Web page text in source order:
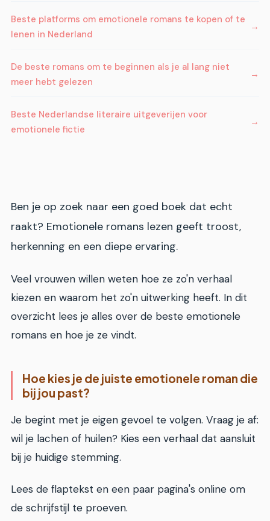
Beste platforms om emotionele romans te kopen of te
lenen in Nederland
De beste romans om te beginnen als je al lang niet
meer hebt gelezen
Beste Nederlandse literaire uitgeverijen voor
emotionele fictie
Ben je op zoek naar een goed boek dat echt
raakt? Emotionele romans lezen geeft troost,
herkenning en een diepe ervaring.
Veel vrouwen willen weten hoe ze zo'n verhaal
kiezen en waarom het zo'n uitwerking heeft. In dit
overzicht lees je alles over de beste emotionele
romans en hoe je ze vindt.
Hoe kies je de juiste emotionele roman die
bij jou past?
Je begint met je eigen gevoel te volgen. Vraag je af:
wil je lachen of huilen? Kies een verhaal dat aansluit
bij je huidige stemming.
Lees de flaptekst en een paar pagina's online om
de schrijfstijl te proeven.